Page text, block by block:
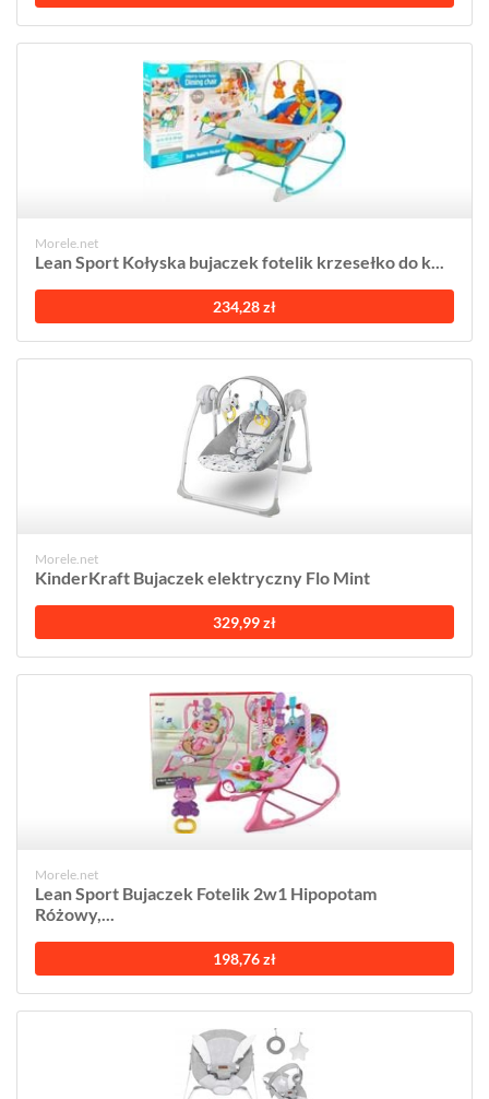
Morele.net
Lean Sport Kołyska bujaczek fotelik krzesełko do k...
234,28 zł
Morele.net
KinderKraft Bujaczek elektryczny Flo Mint
329,99 zł
Morele.net
Lean Sport Bujaczek Fotelik 2w1 Hipopotam
Różowy,...
198,76 zł